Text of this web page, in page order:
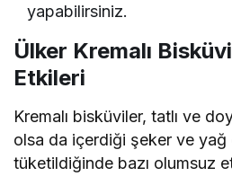
yapabilirsiniz.
Ülker Kremalı
Etkileri
Kremalı bisküviler, tatlı ve
olsa da içerdiği şeker ve yağ
tüketildiğinde bazı olumsuz